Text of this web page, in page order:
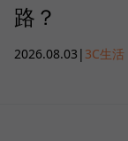
路？
2026.08.03 | 3C生活